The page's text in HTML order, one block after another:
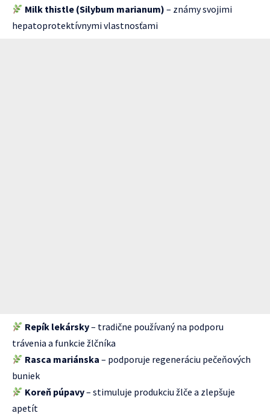
Milk thistle (Silybum marianum) – známy svojimi
hepatoprotektívnymi vlastnosťami
Repík lekársky– tradične používaný na podporu
trávenia a funkcie žlčníka
Rasca mariánska – podporuje regeneráciu pečeňových
buniek
Koreň púpavy– stimuluje produkciu žlče a zlepšuje
apetít